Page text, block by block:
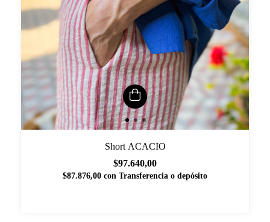
Short ACACIO
$97.640,00
$87.876,00 con Transferencia o depósito